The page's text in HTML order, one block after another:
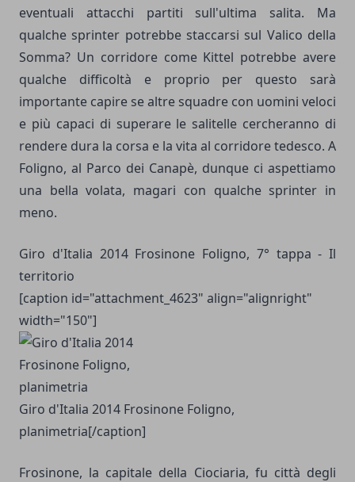
eventuali attacchi partiti sull'ultima salita. Ma
qualche sprinter potrebbe staccarsi sul Valico della
Somma? Un corridore come Kittel potrebbe avere
qualche difficoltà e proprio per questo sarà
importante capire se altre squadre con uomini veloci
e più capaci di superare le salitelle cercheranno di
rendere dura la corsa e la vita al corridore tedesco. A
Foligno, al Parco dei Canapè, dunque ci aspettiamo
una bella volata, magari con qualche sprinter in
meno.
Giro d'Italia 2014 Frosinone Foligno, 7° tappa - Il
territorio
[caption id="attachment_4623" align="alignright"
width="150"]
Giro d'Italia 2014 Frosinone Foligno,
planimetria[/caption]
Frosinone, la capitale della Ciociaria, fu città degli